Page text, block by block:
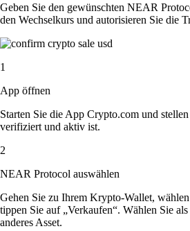
Geben Sie den gewünschten NEAR
den Wechselkurs und autorisieren Sie die
1
App öffnen
Starten Sie die App Crypto.com und
verifiziert und aktiv ist.
2
NEAR Protocol auswählen
Gehen Sie zu Ihrem Krypto-Wallet,
tippen Sie auf „Verkaufen“. Wählen Sie
anderes Asset.